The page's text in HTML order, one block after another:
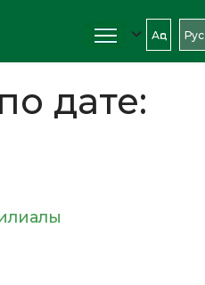
Аԥс Рус
дате: